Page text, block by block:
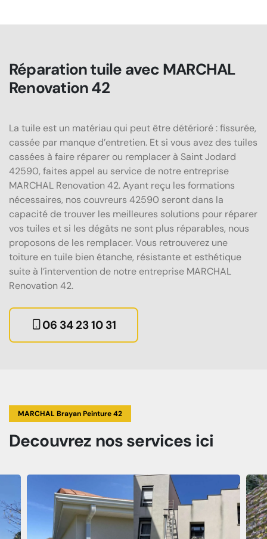
Réparation tuile avec MARCHAL
Renovation 42
La tuile est un matériau qui peut être détérioré : fissurée,
cassée par manque d’entretien. Et si vous avez des tuiles
cassées à faire réparer ou remplacer à Saint Jodard
42590, faites appel au service de notre entreprise
MARCHAL Renovation 42. Ayant reçu les formations
nécessaires, nos couvreurs 42590 seront dans la
capacité de trouver les meilleures solutions pour réparer
vos tuiles et si les dégâts ne sont plus réparables, nous
proposons de les remplacer. Vous retrouverez une
toiture en tuile bien étanche, résistante et esthétique
suite à l’intervention de notre entreprise MARCHAL
Renovation 42.
06 34 23 10 31
MARCHAL Brayan Peinture 42
Decouvrez nos services ici